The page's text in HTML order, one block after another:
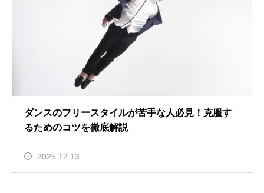
ダンスのフリースタイルが苦手な人必見！克服す
るためのコツを徹底解説
2025.12.13